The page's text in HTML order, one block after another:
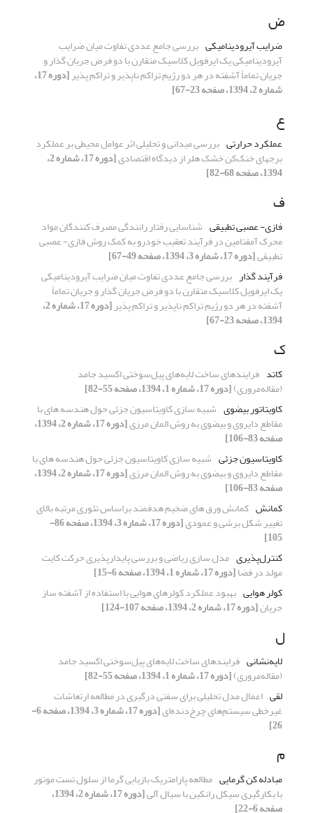
ض
ضرایب آیرودینامیکی بررسی جامع عددی تفاوت میان ضرایب
آیرودینامیکی یک ایرفویل کلاسیک متقارن با دو فرض جریان گذار و
جریان تماماً آشفته در هر دو رژیم تراکم ناپذیر و تراکم پذیر [دوره 17،
شماره 2، 1394، صفحه 23-67]
ع
عملکرد حرارتی بررسی میدانی و تحلیلی اثر عوامل محیطی بر عملکرد
برجهای خنک‌کن خشک هلر از دیدگاه اقتصادی [دوره 17، شماره 2،
1394، صفحه 68-82]
ف
فازی- عصبی تطبیقی شناسایی رفتار رانندگی مصرف کنندگان مواد
محرک آمفتامین در فرآیند تعقیب خودرو به کمک روش فازی- عصبی
تطبیقی[دوره 17، شماره 3، 1394، صفحه 49-67]
فرآیند گذار بررسی جامع عددی تفاوت میان ضرایب آیرودینامیکی
یک ایرفویل کلاسیک متقارن با دو فرض جریان گذار و جریان تماماً
آشفته در هر دو رژیم تراکم ناپذیر و تراکم پذیر [دوره 17، شماره 2،
1394، صفحه 23-67]
ک
کاتد فرایندهای ساخت لایه‌های پیل‌سوختی ‌اکسید‌ جامد
(مقاله‌مروری)[دوره 17، شماره 1، 1394، صفحه 55-82]
کاویتاتور بیضوی شبیه سازی کاویتاسیون جزئی حول هندسه های با
مقاطع دایروی و بیضوی به روش المان مرزی [دوره 17، شماره 2، 1394،
صفحه 83-106]
کاویتاسیون جزئی شبیه سازی کاویتاسیون جزئی حول هندسه های با
مقاطع دایروی و بیضوی به روش المان مرزی [دوره 17، شماره 2، 1394،
صفحه 83-106]
کمانش کمانش ورق های ضخیم هدفمند براساس تئوری مرتبه بالای
تغییر شکل برشی و عمودی [دوره 17، شماره 3، 1394، صفحه 86-
105]
کنترل‌پذیری مدل سازی ریاضی و بررسی پایدارپذیری حرکت کایت
مولد در فضا[دوره 17، شماره 1، 1394، صفحه 6-15]
کولر هوایی بهبود عملکرد کولرهای هوایی با استفاده از آشفته ساز
جریان[دوره 17، شماره 2، 1394، صفحه 107-124]
ل
لایه‌نشانی فرایندهای ساخت لایه‌های پیل‌سوختی ‌اکسید‌ جامد
(مقاله‌مروری)[دوره 17، شماره 1، 1394، صفحه 55-82]
لقی اعمال مدل تحلیلی برای سفتی درگیری در مطالعه ارتعاشات
غیرخطی سیستم‌های چرخ‌دنده‌ای [دوره 17، شماره 3، 1394، صفحه 6-
26]
م
مبادله کن گرمایی مطالعه پارامتریک بازیابی گرما از سلول تست موتور
با بکارگیری سیکل رانکین با سیال آلی [دوره 17، شماره 2، 1394،
صفحه 6-22]